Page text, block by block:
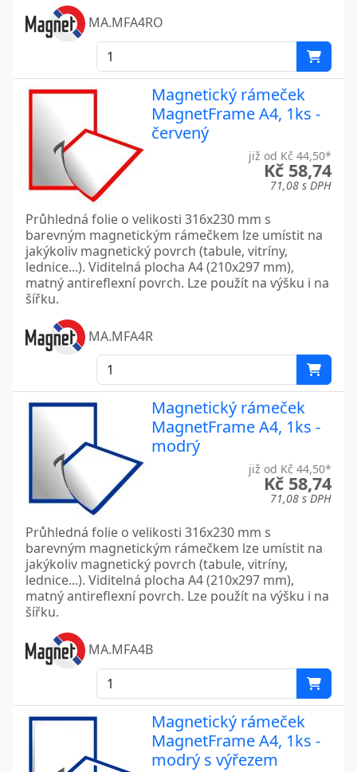
MA.MFA4RO
Magnetický rámeček
MagnetFrame A4, 1ks -
červený
již od Kč 44,50*
Kč 58,74
71,08 s DPH
Průhledná folie o velikosti 316x230 mm s
barevným magnetickým rámečkem lze umístit na
jakýkoliv magnetický povrch (tabule, vitríny,
lednice...). Viditelná plocha A4 (210x297 mm),
matný antireflexní povrch. Lze použít na výšku i na
šířku.
MA.MFA4R
Magnetický rámeček
MagnetFrame A4, 1ks -
modrý
již od Kč 44,50*
Kč 58,74
71,08 s DPH
Průhledná folie o velikosti 316x230 mm s
barevným magnetickým rámečkem lze umístit na
jakýkoliv magnetický povrch (tabule, vitríny,
lednice...). Viditelná plocha A4 (210x297 mm),
matný antireflexní povrch. Lze použít na výšku i na
šířku.
MA.MFA4B
Magnetický rámeček
MagnetFrame A4, 1ks -
modrý s výřezem